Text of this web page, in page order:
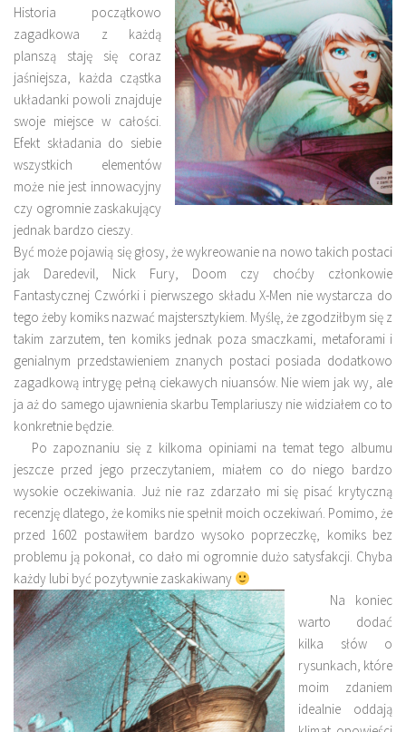
Historia początkowo
zagadkowa z każdą
planszą staję się coraz
jaśniejsza, każda cząstka
układanki powoli znajduje
swoje miejsce w całości.
Efekt składania do siebie
wszystkich elementów
może nie jest innowacyjny
czy ogromnie zaskakujący
jednak bardzo cieszy.
Być może pojawią się głosy, że wykreowanie na nowo takich postaci
jak Daredevil, Nick Fury, Doom czy choćby członkowie
Fantastycznej Czwórki i pierwszego składu X-Men nie wystarcza do
tego żeby komiks nazwać majstersztykiem. Myślę, że zgodziłbym się z
takim zarzutem, ten komiks jednak poza smaczkami, metaforami i
genialnym przedstawieniem znanych postaci posiada dodatkowo
zagadkową intrygę pełną ciekawych niuansów. Nie wiem jak wy, ale
ja aż do samego ujawnienia skarbu Templariuszy nie widziałem co to
konkretnie będzie.
Po zapoznaniu się z kilkoma opiniami na temat tego albumu
jeszcze przed jego przeczytaniem, miałem co do niego bardzo
wysokie oczekiwania. Już nie raz zdarzało mi się pisać krytyczną
recenzję dlatego, że komiks nie spełnił moich oczekiwań. Pomimo, że
przed 1602 postawiłem bardzo wysoko poprzeczkę, komiks bez
problemu ją pokonał, co dało mi ogromnie dużo satysfakcji. Chyba
każdy lubi być pozytywnie zaskakiwany
Na koniec
warto dodać
kilka słów o
rysunkach, które
moim zdaniem
idealnie oddają